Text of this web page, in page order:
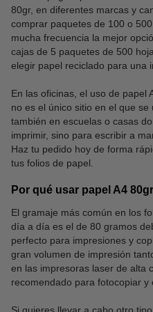
80gr, en diferentes marcas y
comprar paquetes de 100 o
mucha frecuencia la mejor
cajas de 5 paquetes de 500
elegir papel reciclado para una
En las oficinas, el uso de papel
no es el único sitio en el que se
también en escuelas o casas
imprimir, sino para escribir a
Haz tu pedido hoy de forma
tus folios de papel.
Por qué usar papel A4 80gr
El gramaje más común en los
día a día es el de 80 gramos
perfecto para impresiones y
gran volumen de impresión
en las impresoras laser de alta
recomendado para fotocopiar y